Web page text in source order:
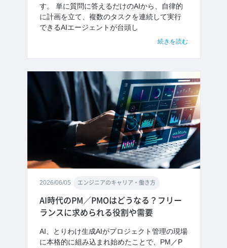
す。 単に質問に答えるだけのAIから、自律的
に計画を立て、複数のタスクを連続して実行
できるAIエージェントが台頭し
続きを読む
2026/06/05 エンジニアのキャリア・働き方
AI時代のPM／PMOはどうなる？フリー
ランスに求められる役割や需要
AI、とりわけ生成AIがプロジェクト管理の現場
に本格的に組み込まれ始めたことで、PM／P